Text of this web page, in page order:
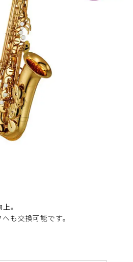
。
も交換可能です。